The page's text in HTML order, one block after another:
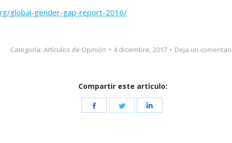
global-gender-gap-report-2016/
Categoría: Artículos de Opinión 4 diciembre, 2017 Deja un
Compartir este artículo:
Share Share